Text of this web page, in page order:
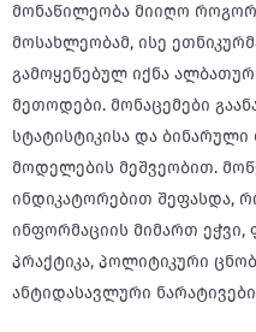
მონაწილეობა მიიღო
მოსახლეობამ, ისე
გამოყენებულ იქნა
მეთოდები. მონაცემები
სტატისტიკისა და
მოდელების მეშვეობით.
ინდიკატორებით შეფასდა,
ინფორმაციის მიმართ ეჭვი,
პრაქტიკა, პოლიტიკური
ანტიდასავლური